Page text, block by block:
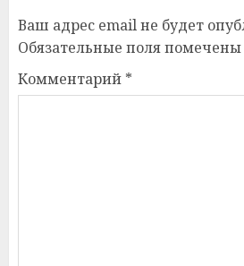
Ваш адрес email не будет
Обязательные поля помечены
Комментарий *